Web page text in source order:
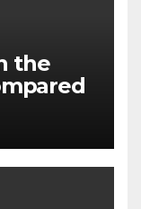
the